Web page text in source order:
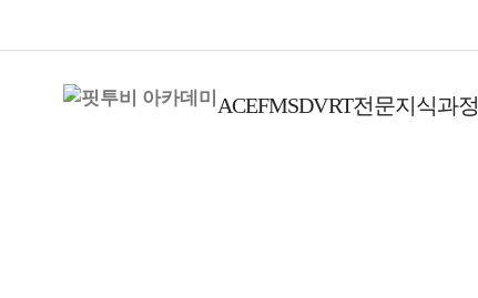
ACEFMSDVRT전문지식과정